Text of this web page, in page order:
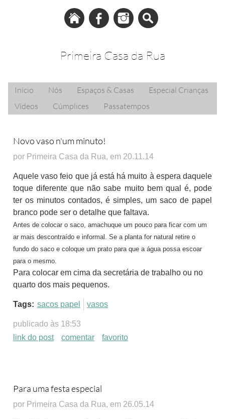
Primeira Casa da Rua
Início Nós Espaços & Casas
Especial Crianças
Vídeos
Cúmplices Passatempos
Novo vaso n'um minuto!
por Primeira Casa da Rua, em 20.11.14
Aquele vaso feio que já está há muito à espera daquele
toque diferente que não sabe muito bem qual é, pode
ter os minutos contados, é simples, um saco de papel
branco pode ser o detalhe que faltava.
Antes de colocar o saco, amachuque um pouco para ficar com um
ar mais descontraído e informal. Se a planta for natural retire o
fundo do saco e coloque um prato para que a água possa escoar
para o mesmo.
Para colocar em cima da secretária de trabalho ou no
quarto dos mais pequenos.
Tags: sacos papel vasos
publicado às 18:53
link do post
comentar favorito
Para uma festa especial
por Primeira Casa da Rua, em 26.05.14